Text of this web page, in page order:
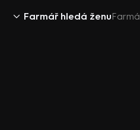
Farmář hledá ženu